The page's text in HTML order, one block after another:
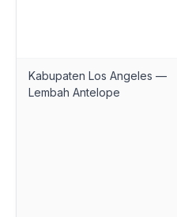
Kabupaten Los Angeles —
Lembah Antelope